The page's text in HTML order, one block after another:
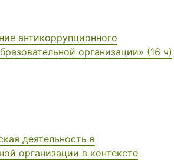
антикоррупционного
организации» (16 ч)
деятельность в
организации в контексте